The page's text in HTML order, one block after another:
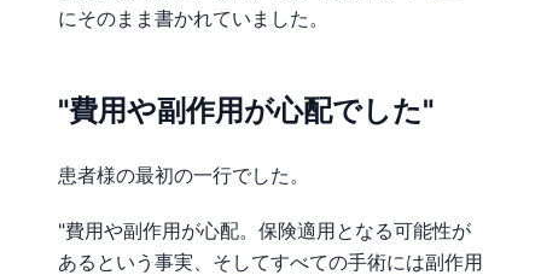
にそのまま書かれていました。
"費用や副作用が心配でした"
患者様の最初の一行でした。
"費用や副作用が心配。保険適用となる可能性が
あるという事実、そしてすべての手術には副作用